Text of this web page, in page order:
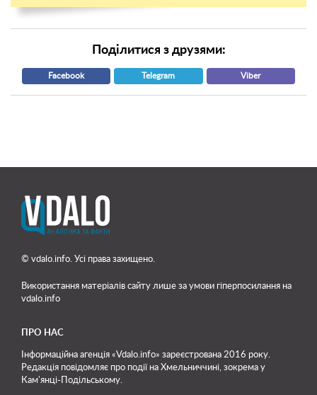
Поділитися з друзями:
Facebook Telegram Viber
© vdalo.info. Усі права захищено.
Використання матеріалів сайту лише за умови гіперпосилання на
vdalo.info
ПРО НАС
Інформаційна агенція «Vdalo.info» зареєстрована 2016 року.
Редакція повідомляє про події на Хмельниччині, зокрема у
Кам'янці-Подільському.